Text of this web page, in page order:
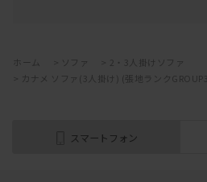
ホーム ソファ
2・3人掛けソファ
カナメ ソファ(3人掛け) (張地ランクGROUP3)
スマートフォン